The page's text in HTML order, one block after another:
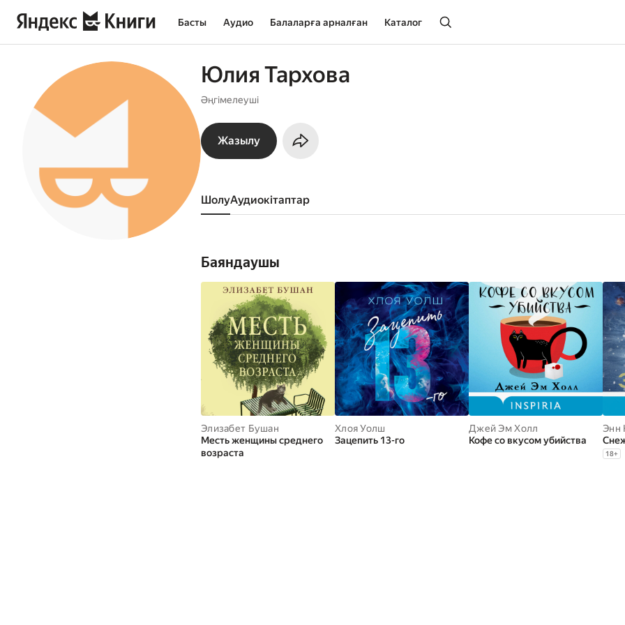
Басты Аудио Балаларға арналған Каталог
Юлия Тархова
Әңгімелеуші
Жазылу
Шолу аудиокітаптар
Баяндаушы
Элизабет Бушан
Месть женщины среднего
возраста
Хлоя Уолш
Зацепить 13-го
Джей Эм Холл
Кофе со вкусом убийства
Энн
18+